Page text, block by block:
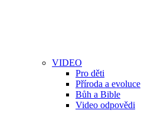
VIDEO
Pro děti
Příroda a evoluce
Bůh a Bible
Video odpovědi